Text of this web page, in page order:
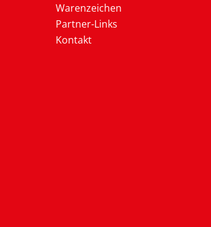
Warenzeichen
Partner-Links
Kontakt